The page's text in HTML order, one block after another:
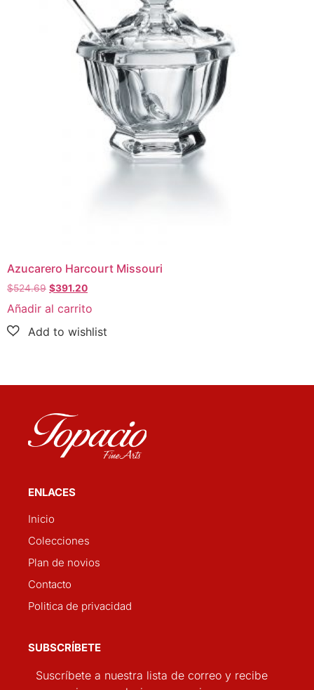
Azucarero Harcourt Missouri
$524.69 $391.20
Añadir al carrito
ENLACES
Inicio
Colecciones
Plan de novios
Contacto
Politica de privacidad
SUBSCRÍBETE
Suscríbete a nuestra lista de correo y recibe